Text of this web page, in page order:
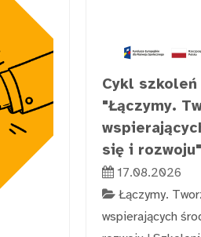
Cykl szkoleń
"Łączymy.
się i rozwoju"
17.08.2026
Łączymy.
wspierających